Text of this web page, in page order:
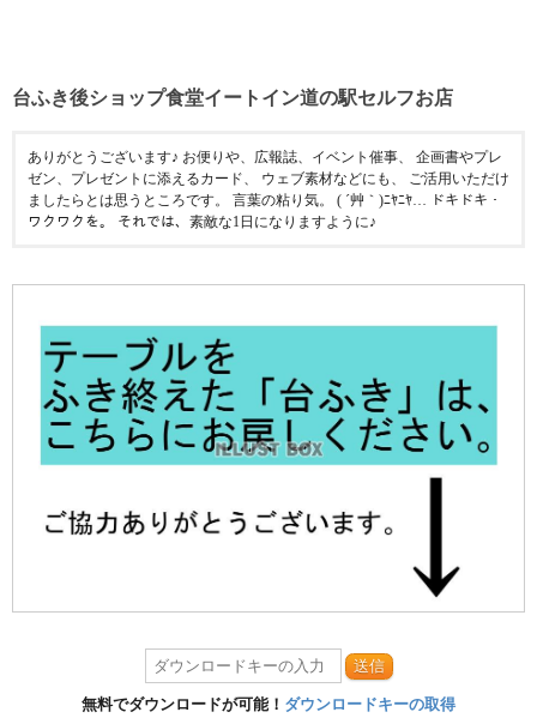
台ふき後ショップ食堂イートイン道の駅セルフお店
ありがとうございます♪ お便りや、広報誌、イベント催事、 企画書やプレ
ゼン、プレゼントに添えるカード、 ウェブ素材などにも、 ご活用いただけ
ましたらとは思うところです。 言葉の粘り気。 ( ´艸｀)ﾆﾔﾆﾔ… ドキドキ・
ワクワクを。 それでは、素敵な1日になりますように♪
送信
無料でダウンロードが可能！ ダウンロードキーの取得